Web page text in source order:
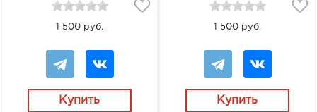
1 500 руб.
Купить
1 500 руб.
Купить